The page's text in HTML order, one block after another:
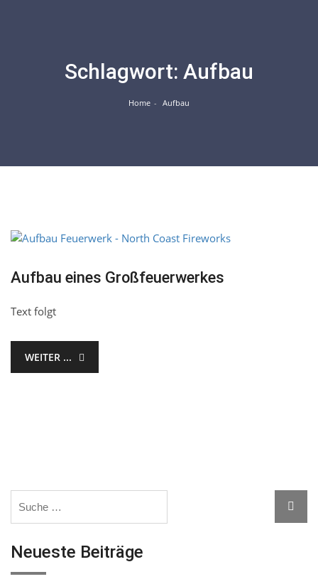
Schlagwort: Aufbau
Home Aufbau
Aufbau eines Großfeuerwerkes
Text folgt
WEITER ...
for:
Neueste Beiträge